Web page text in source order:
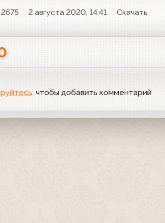
2675 2 августа 2020, 14:41
Скачать
, чтобы добавить комментарий